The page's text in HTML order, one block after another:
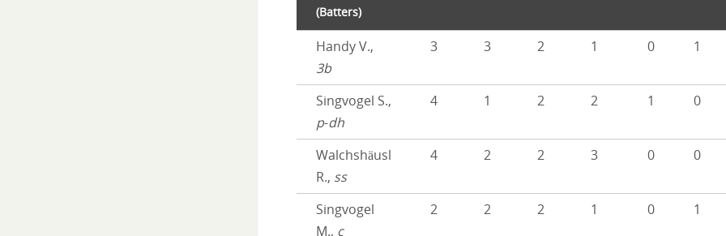
(Batters)
Handy V.,
3b
3 3 2 1 0 1
Singvogel S.,
p-dh
4 1 2 2 1 0
Walchshäusl
R., ss
4 2 2 3 0 0
Singvogel
M., c
2 2 2 1 0 1